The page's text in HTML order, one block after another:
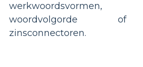
werkwoordsvormen,
woordvolgorde of
zinsconnectoren.